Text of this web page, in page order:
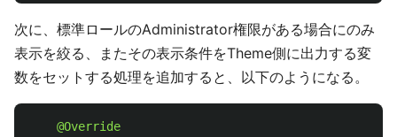
次に、標準ロールのAdministrator権限がある場合にのみ
表示を絞る、またその表示条件をTheme側に出力する変
数をセットする処理を追加すると、以下のようになる。
@Override